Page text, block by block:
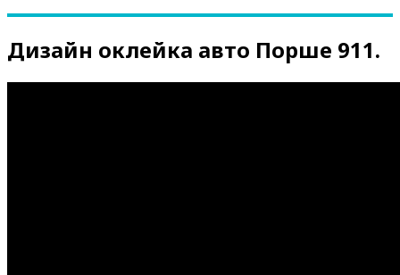
Дизайн оклейка авто Порше 911.